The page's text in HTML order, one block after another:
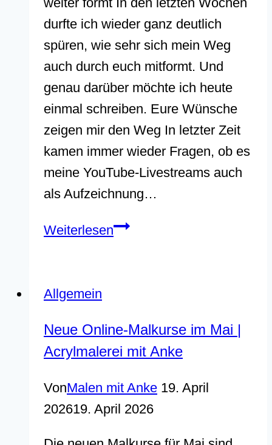
durfte ich wieder ganz deutlich
spüren, wie sehr sich mein Weg
auch durch euch mitformt. Und
genau darüber möchte ich heute
einmal schreiben. Eure Wünsche
zeigen mir den Weg In letzter Zeit
kamen immer wieder Fragen, ob es
meine YouTube-Livestreams auch
als Aufzeichnung…
WeiterlesenLivestreams
Allgemein
Neue Online-Malkurse im Mai |
Acrylmalerei mit Anke
VonMalen mit Anke 19. April
202619. April 2026